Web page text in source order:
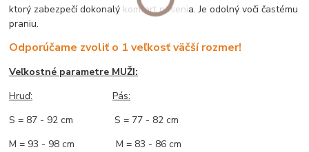
ktorý zabezpečí dokonalý komfort nosenia. Je odolný voči častému
praniu.
Odporúčame zvoliť o 1 veľkosť väčší rozmer!
Veľkostné parametre MUŽI:
Hruď:
Pás:
S = 87 - 92 cm S = 77 - 82 cm
M = 93 - 98 cm M = 83 - 86 cm